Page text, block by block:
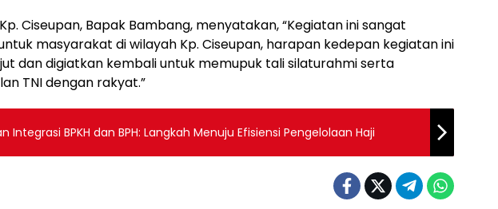
Ciseupan, Bapak Bambang, menyatakan, “Kegiatan ini sangat
masyarakat di wilayah Kp. Ciseupan, harapan kedepan kegiatan ini
dan digiatkan kembali untuk memupuk tali silaturahmi serta
TNI dengan rakyat.”
Integrasi BPKH dan BPH: Langkah Menuju Efisiensi Pengelolaan Haji